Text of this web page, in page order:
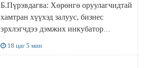
Б.Пүрэвдагва: Хөрөнгө оруулагчидтай
хамтран хүүхэд залуус, бизнес
эрхлэгчдээ дэмжих инкубатор
18 цаг 5 мин